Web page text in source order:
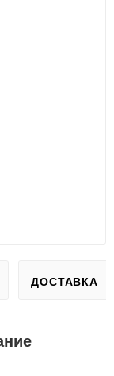
ДОСТАВКА